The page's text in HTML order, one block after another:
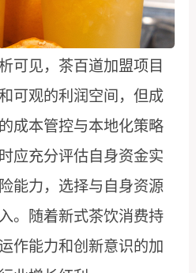
可见，茶百道加盟项目
可观的利润空间，但成
成本管控与本地化策略
应充分评估自身资金实
能力，选择与自身资源
。随着新式茶饮消费持
作能力和创新意识的加